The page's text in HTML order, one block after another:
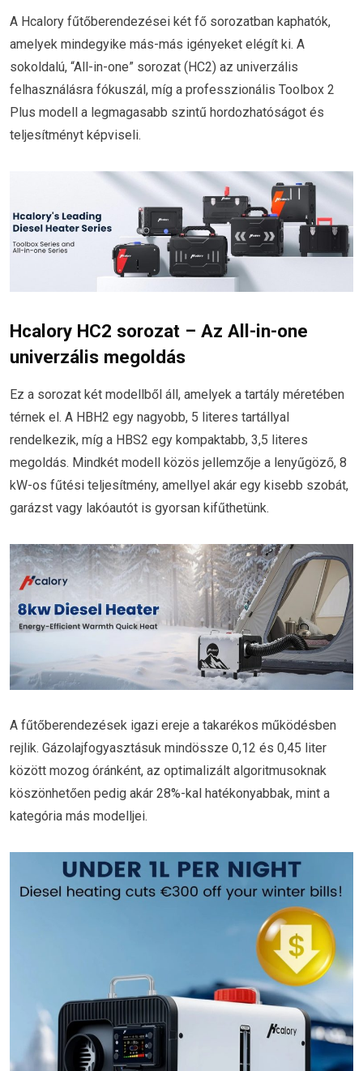
A Hcalory fűtőberendezései két fő sorozatban kaphatók,
amelyek mindegyike más-más igényeket elégít ki. A
sokoldalú, “All-in-one” sorozat (HC2) az univerzális
felhasználásra fókuszál, míg a professzionális Toolbox 2
Plus modell a legmagasabb szintű hordozhatóságot és
teljesítményt képviseli.
Hcalory HC2 sorozat – Az All-in-one
univerzális megoldás
Ez a sorozat két modellből áll, amelyek a tartály méretében
térnek el. A HBH2 egy nagyobb, 5 literes tartállyal
rendelkezik, míg a HBS2 egy kompaktabb, 3,5 literes
megoldás. Mindkét modell közös jellemzője a lenyűgöző, 8
kW-os fűtési teljesítmény, amellyel akár egy kisebb szobát,
garázst vagy lakóautót is gyorsan kifűthetünk.
A fűtőberendezések igazi ereje a takarékos működésben
rejlik. Gázolajfogyasztásuk mindössze 0,12 és 0,45 liter
között mozog óránként, az optimalizált algoritmusoknak
köszönhetően pedig akár 28%-kal hatékonyabbak, mint a
kategória más modelljei.